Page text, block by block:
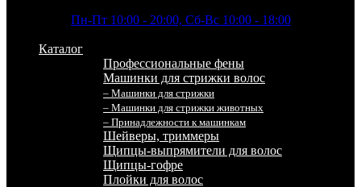
Пн-Пт 10:00 - 20:00, Сб-Вс 10:00 - 18:00
Каталог
Профессиональные фены
Машинки для стрижки волос
– Машинки для стрижки
– Машинки для стрижки животных
– Принадлежности к машинкам
Шейверы, триммеры
Щипцы-выпрямители для волос
Щипцы-гофре
Плойки для волос